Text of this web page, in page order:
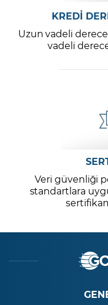
KREDİ
Uzun vadeli
vadeli
Veri güvenliği
standartlara